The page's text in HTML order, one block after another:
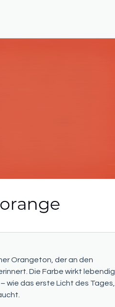
Orangeton, der an den
Die Farbe wirkt lebendig,
wie das erste Licht des Tages,